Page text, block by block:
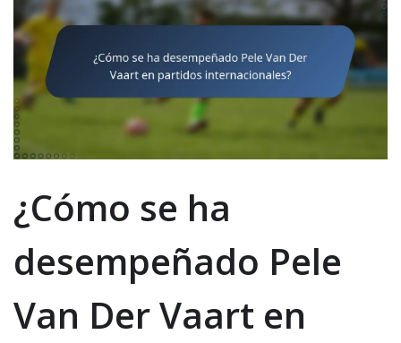
¿Cómo se ha
desempeñado Pele
Van Der Vaart en